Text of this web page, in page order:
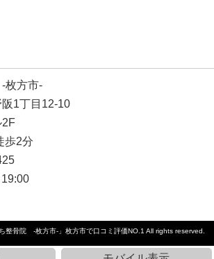
枚方市-
1丁目12-10
2F
歩2分
ち整骨院 -枚方市-」枚方市で口コミ評価NO.1 All rights reserved.